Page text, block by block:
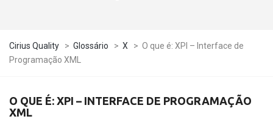
Cirius Quality > Glossário > X > O que é: XPI – Interface de
Programação XML
O QUE É: XPI – INTERFACE DE PROGRAMAÇÃO
XML